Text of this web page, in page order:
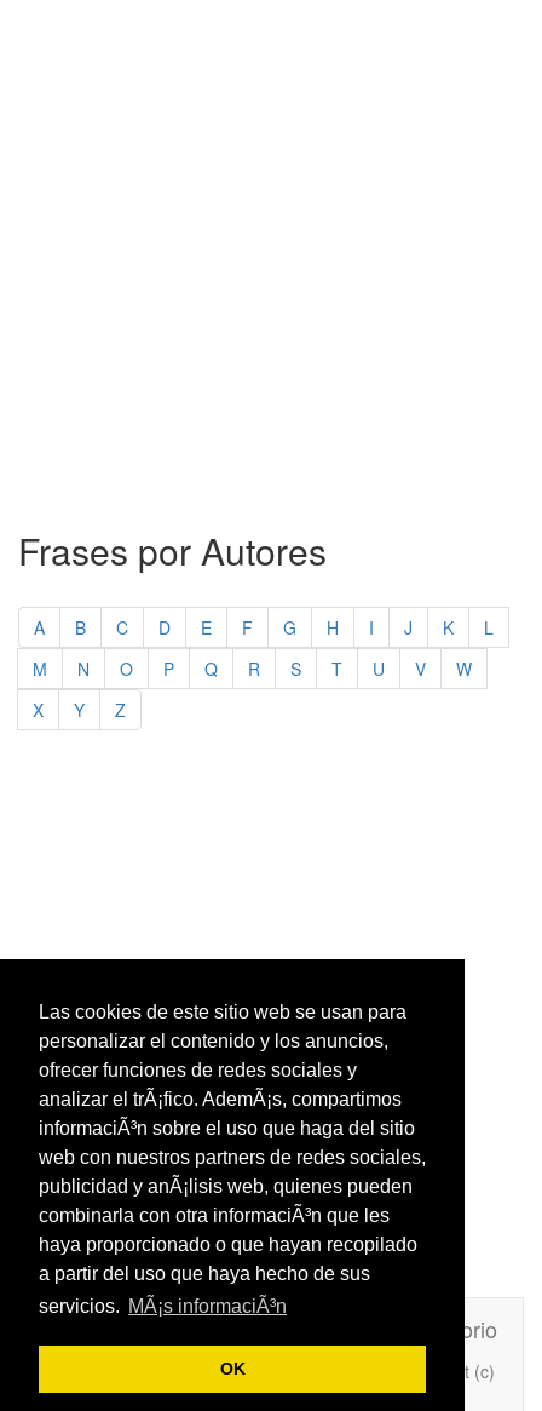
Las cookies de este sitio web se usan para
personalizar el contenido y los anuncios,
ofrecer funciones de redes sociales y
analizar el trÃ¡fico. AdemÃ¡s, compartimos
informaciÃ³n sobre el uso que haga del sitio
web con nuestros partners de redes sociales,
publicidad y anÃ¡lisis web, quienes pueden
combinarla con otra informaciÃ³n que les
haya proporcionado o que hayan recopilado
a partir del uso que haya hecho de sus
servicios. MÃ¡s informaciÃ³n
OK
Frases por Autores
A B C D E F G H I J K
L
M
N O P Q R S T U V
W
X
Y Z
Directorio
Añade Una Frase Célebre a tu web
Copyright (c)
2026